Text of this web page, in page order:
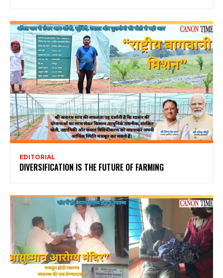
EDITORIAL
DIVERSIFICATION IS THE FUTURE OF FARMING